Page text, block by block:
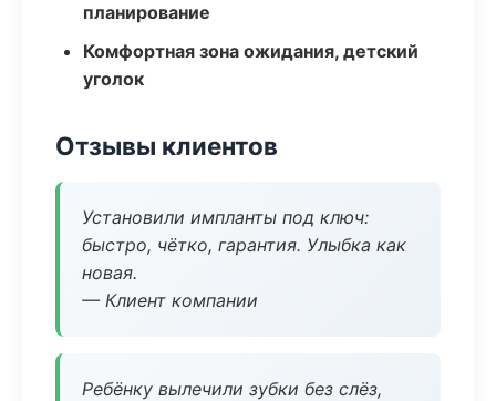
планирование
Комфортная зона ожидания, детский
уголок
Отзывы клиентов
Установили импланты под ключ:
быстро, чётко, гарантия. Улыбка как
новая.
— Клиент компании
Ребёнку вылечили зубки без слёз,